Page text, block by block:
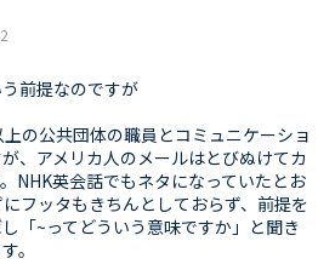
前提なのですが
の公共団体の職員とコミュニケーショ
、アメリカ人のメールはとびぬけてカ
NHK英会話でもネタになっていたとお
フッタもきちんとしておらず、前提を
「~ってどういう意味ですか」と聞き
。